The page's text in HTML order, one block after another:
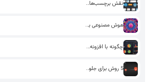
نقش برچسب‌ها و دسته‌بندی‌ها در…
هوش مصنوعی برای تولید محتوا:…
چگونه با افزونه‌های سئو در…
5 روش برای جلوگیری از…